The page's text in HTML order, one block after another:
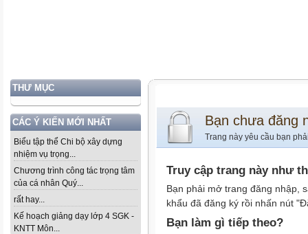
THƯ MỤC
CÁC Ý KIẾN MỚI NHẤT
Biểu tập thể Chi bộ xây dựng
nhiệm vụ trọng...
Chương trình công tác trọng tâm
của cá nhân Quý...
rất hay...
Kế hoạch giảng dạy lớp 4 SGK -
KNTT Môn...
Bạn chưa đăng
Trang này yêu cầu bạn
Truy cập trang này như
Bạn phải mở trang đăng nhập,
khẩu đã đăng ký rồi nhấn nút
Bạn làm gì tiếp theo?